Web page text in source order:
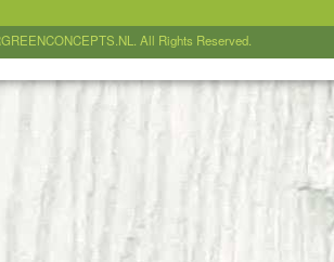
All Rights Reserved.